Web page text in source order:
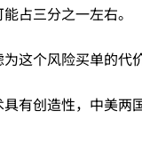
占三分之一左右。
这个风险买单的代价
有创造性，中美两